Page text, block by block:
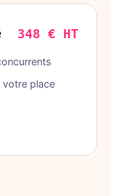
348 € HT
votre place